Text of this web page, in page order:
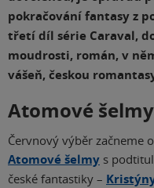
pokračování fantasy z
třetí díl série Caraval,
moudrosti, román, v
vášeň, českou
Atomové
Červnový výběr začneme
Atomové šelmy s
české fantastiky –